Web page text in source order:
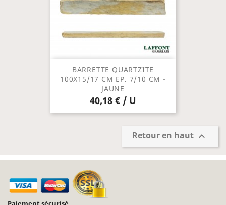
BARRETTE QUARTZITE
100X15/17 CM EP. 7/10 CM -
JAUNE
40,18 € / U
Retour en haut 